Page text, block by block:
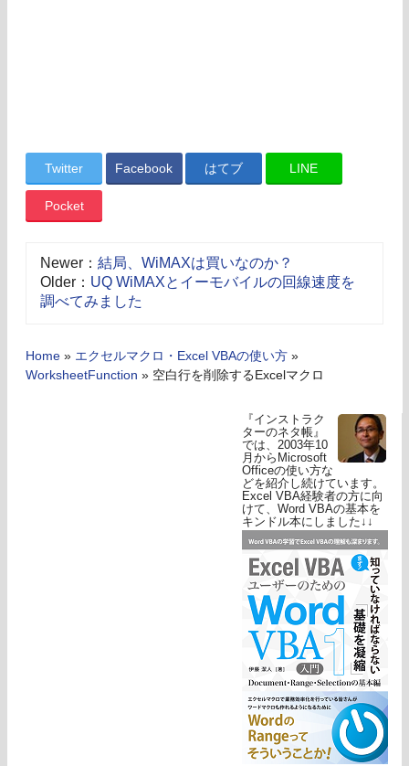
Twitter Facebook はてブ LINE
Pocket
Newer： 結局、WiMAXは買いなのか？
Older： UQ WiMAXとイーモバイルの回線速度を
調べてみました
Home » エクセルマクロ・Excel VBAの使い方 »
WorksheetFunction » 空白行を削除するExcelマクロ
『インストラク
ターのネタ帳』
では、2003年10
月からMicrosoft
Officeの使い方な
どを紹介し続けています。
Excel VBA経験者の方に向
けて、Word VBAの基本を
キンドル本にしました↓↓